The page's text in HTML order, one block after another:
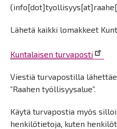
(
Lähetä kaikki lomakkeet
Kuntalaisen turvaposti
Viestiä turvapostilla
”Raahen työllisyysalue”.
Käytä turvapostia myös
henkilötietoja, kuten